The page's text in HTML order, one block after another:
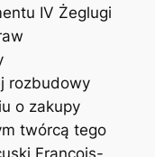
IV Żeglugi
rozbudowy
o zakupy
twórcą tego